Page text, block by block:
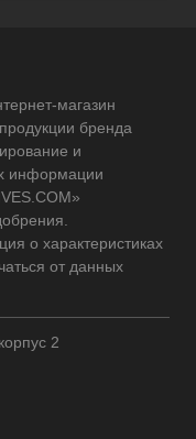
магазин
бренда
и
информации
о характеристиках
от данных
2